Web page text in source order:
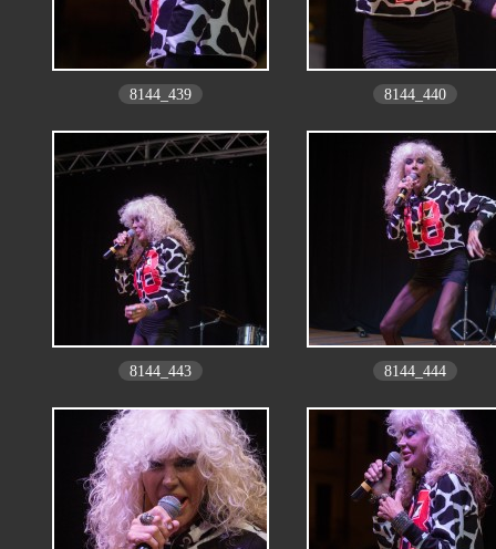
8144_439 8144_440
8144_443 8144_444